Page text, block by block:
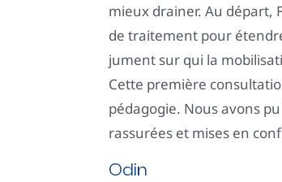
mieux drainer. Au départ,
de traitement pour
jument sur qui la
Cette première
pédagogie. Nous avons
rassurées et mises en
Odin